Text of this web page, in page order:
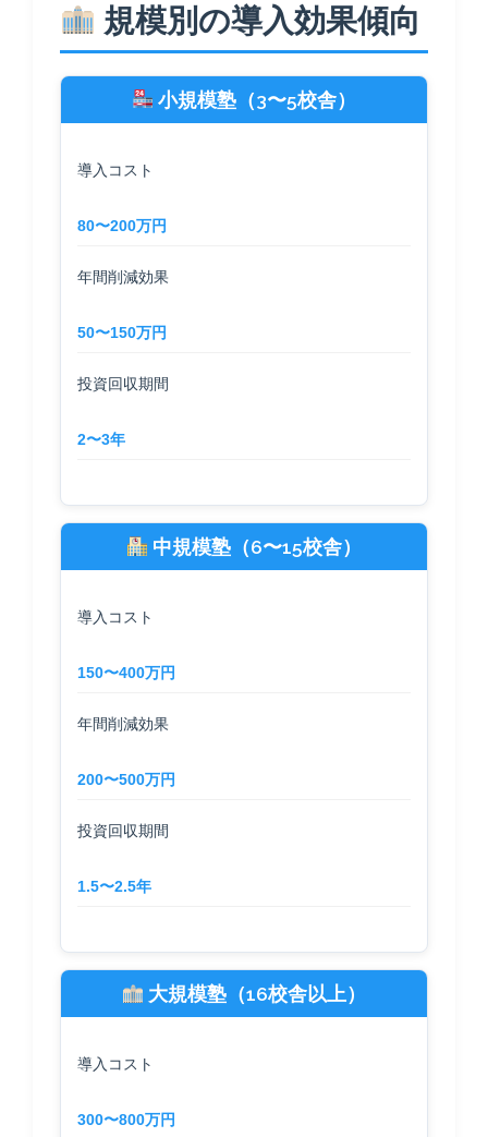
規模別の導入効果傾向
小規模塾（3〜5校舎）
導入コスト
80〜200万円
年間削減効果
50〜150万円
投資回収期間
2〜3年
中規模塾（6〜15校舎）
導入コスト
150〜400万円
年間削減効果
200〜500万円
投資回収期間
1.5〜2.5年
大規模塾（16校舎以上）
導入コスト
300〜800万円